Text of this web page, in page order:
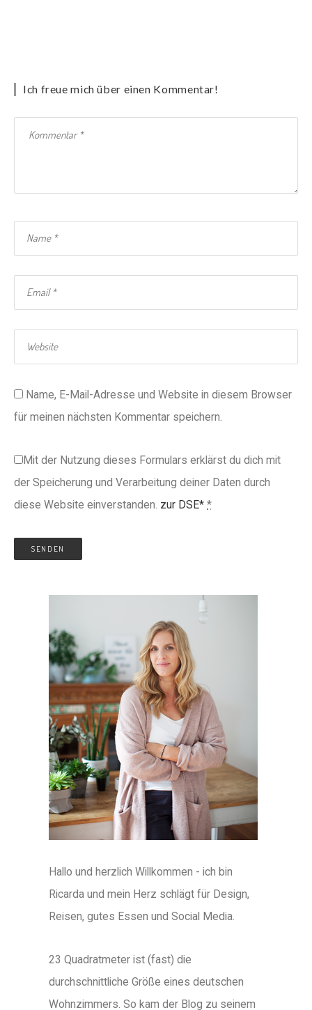
Ich freue mich über einen Kommentar!
Name, E-Mail-Adresse und Website in diesem Browser
für meinen nächsten Kommentar speichern.
Mit der Nutzung dieses Formulars erklärst du dich mit
der Speicherung und Verarbeitung deiner Daten durch
diese Website einverstanden. zur DSE* *
Hallo und herzlich Willkommen - ich bin
Ricarda und mein Herz schlägt für Design,
Reisen, gutes Essen und Social Media.
23 Quadratmeter ist (fast) die
durchschnittliche Größe eines deutschen
Wohnzimmers. So kam der Blog zu seinem